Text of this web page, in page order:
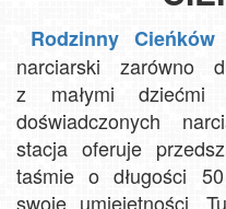
Rodzinny
narciarski zarówno
z małymi
doświadczonych
stacja oferuje
taśmie o długości
swoje umiejętności.